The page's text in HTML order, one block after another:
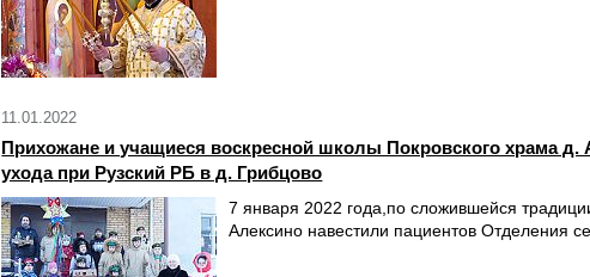
11.01.2022
Прихожане и учащиеся воскресной школы Покровского храма д.
ухода при Рузский РБ в д. Грибцово
7 января 2022 года,по сложившейся
Алексино навестили пациентов Отделения